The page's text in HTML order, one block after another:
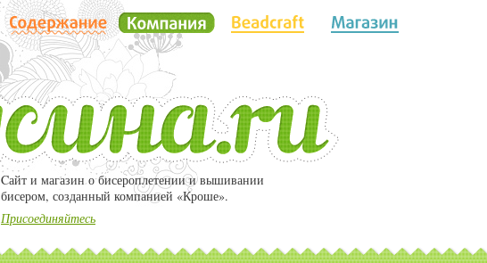
Cайт и магазин о бисероплетении и вышивании
бисером, созданный компанией «Кроше».
Присоединяйтесь